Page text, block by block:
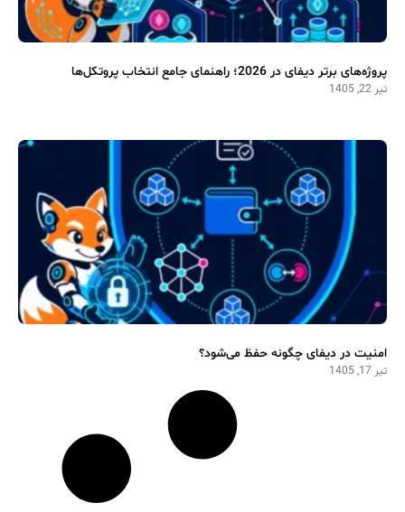
پروژه‌های برتر دیفای در 2026؛ راهنمای جامع انتخاب پروتکل‌ها
تیر 22, 1405
امنیت در دیفای چگونه حفظ می‌شود؟
تیر 17, 1405